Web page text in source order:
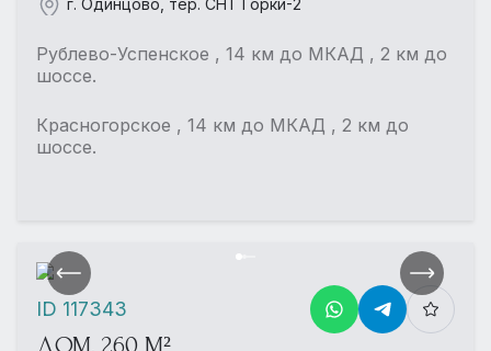
г. Одинцово, тер. СНТ Горки-2
Рублево-Успенское , 14 км до МКАД , 2 км до
шоссе.
Красногорское , 14 км до МКАД , 2 км до
шоссе.
ID 117343